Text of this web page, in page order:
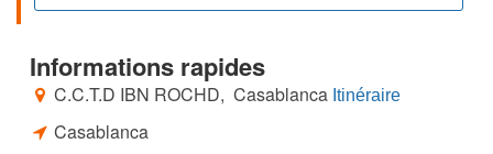
Informations rapides
C.C.T.D IBN ROCHD, Casablanca Itinéraire
Casablanca